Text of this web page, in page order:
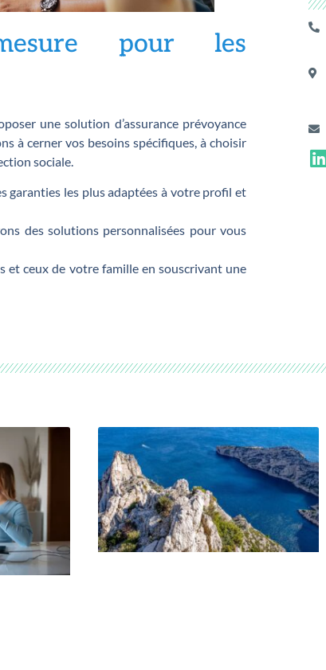
pour les
une solution d’assurance prévoyance
à cerner vos besoins spécifiques, à choisir
sociale.
garanties les plus adaptées à votre profil et
des solutions personnalisées pour vous
et ceux de votre famille en souscrivant une